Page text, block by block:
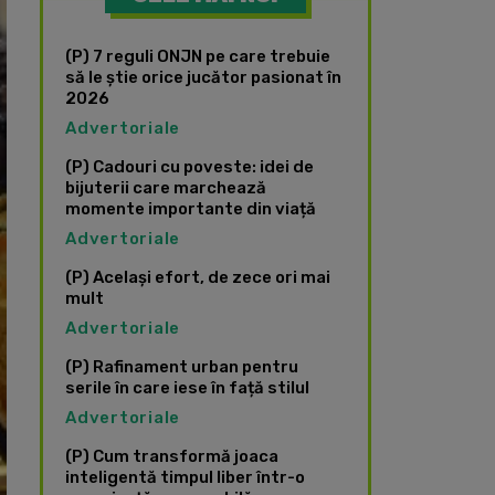
(P) 7 reguli ONJN pe care trebuie
să le știe orice jucător pasionat în
2026
Advertoriale
(P) Cadouri cu poveste: idei de
bijuterii care marchează
momente importante din viață
Advertoriale
(P) Același efort, de zece ori mai
mult
Advertoriale
(P) Rafinament urban pentru
serile în care iese în față stilul
Advertoriale
(P) Cum transformă joaca
inteligentă timpul liber într-o